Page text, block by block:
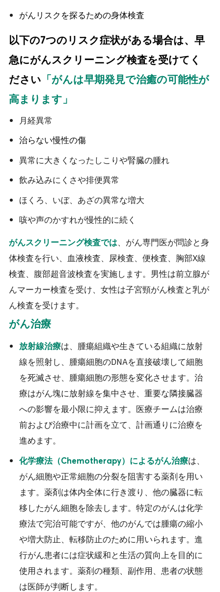
がんリスクを探るための身体検査
以下の7つのリスク症状がある場合は、早
急にがんスクリーニング検査を受けてく
ださい 「がんは早期発見で治癒の可能性が
高まります」
月経異常
治らない慢性の傷
異常に大きくなったしこりや腎臓の腫れ
飲み込みにくさや排便異常
ほくろ、いぼ、あざの異常な増大
咳や声のかすれが慢性的に続く
がんスクリーニング検査では、がん専門医が問診と身
体検査を行い、血液検査、尿検査、便検査、胸部X線
検査、腹部超音波検査を実施します。男性は前立腺が
んマーカー検査を受け、女性は子宮頸がん検査と乳が
ん検査を受けます。
がん治療
放射線治療は、腫瘍組織や生きている組織に放射
線を照射し、腫瘍細胞のDNAを直接破壊して細胞
を死滅させ、腫瘍細胞の形態を変化させます。治
療はがん塊に放射線を集中させ、重要な隣接臓器
への影響を最小限に抑えます。医療チームは治療
前および治療中に計画を立て、計画通りに治療を
進めます。
化学療法（Chemotherapy）によるがん治療は、
がん細胞や正常細胞の分裂を阻害する薬剤を用い
ます。薬剤は体内全体に行き渡り、他の臓器に転
移したがん細胞を除去します。特定のがんは化学
療法で完治可能ですが、他のがんでは腫瘍の縮小
や増大防止、転移防止のために用いられます。進
行がん患者には症状緩和と生活の質向上を目的に
使用されます。薬剤の種類、副作用、患者の状態
は医師が判断します。